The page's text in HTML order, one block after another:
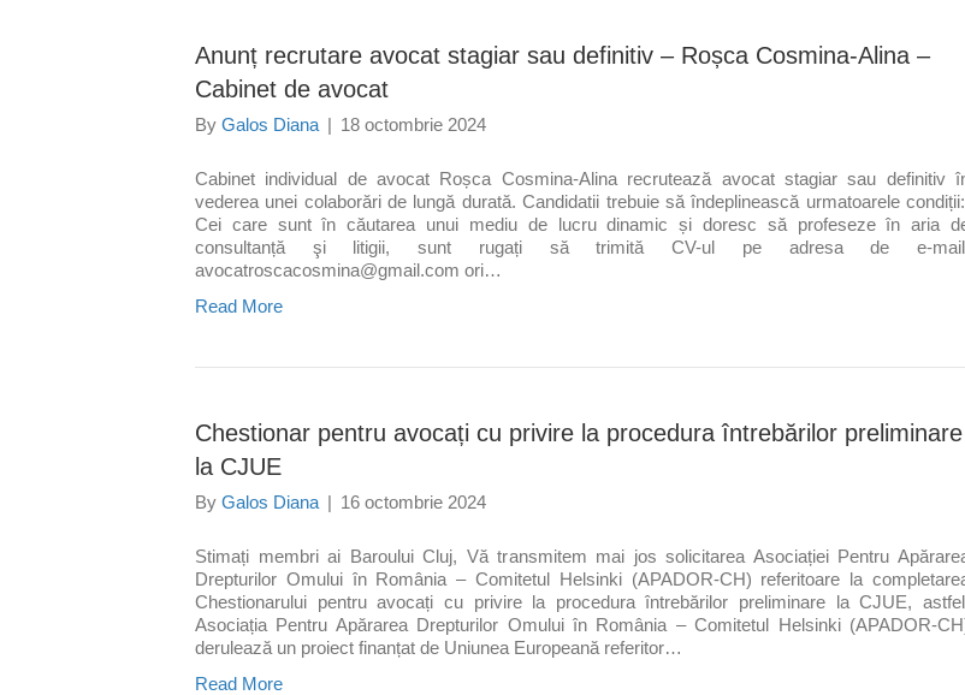
Anunț recrutare avocat stagiar sau definitiv – Roșca Cosmina-Alina –
Cabinet de avocat
By Galos Diana | 18 octombrie 2024
Cabinet individual de avocat Roșca Cosmina-Alina recrutează avocat stagiar sau definitiv
vederea unei colaborări de lungă durată. Candidatii trebuie să îndeplinească urmatoarele condiții:
Cei care sunt în căutarea unui mediu de lucru dinamic și doresc să profeseze în aria
consultanță şi litigii, sunt rugați să trimită CV-ul pe adresa de e-
avocatroscacosmina@gmail.com ori…
Read More
Chestionar pentru avocați cu privire la procedura întrebărilor preliminare
la CJUE
By Galos Diana | 16 octombrie 2024
Stimați membri ai Baroului Cluj, Vă transmitem mai jos solicitarea Asociației Pentru
Drepturilor Omului în România – Comitetul Helsinki (APADOR-CH) referitoare la
Chestionarului pentru avocați cu privire la procedura întrebărilor preliminare la CJUE,
Asociația Pentru Apărarea Drepturilor Omului în România – Comitetul Helsinki (APADOR-
derulează un proiect finanțat de Uniunea Europeană referitor…
Read More